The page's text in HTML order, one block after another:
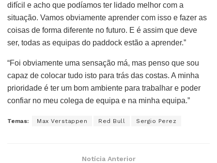
difícil e acho que podíamos ter lidado melhor com a
situação. Vamos obviamente aprender com isso e fazer as
coisas de forma diferente no futuro. E é assim que deve
ser, todas as equipas do paddock estão a aprender.”
“Foi obviamente uma sensação má, mas penso que sou
capaz de colocar tudo isto para trás das costas. A minha
prioridade é ter um bom ambiente para trabalhar e poder
confiar no meu colega de equipa e na minha equipa.”
Temas: Max Verstappen Red Bull Sergio Perez
Notícia Anterior